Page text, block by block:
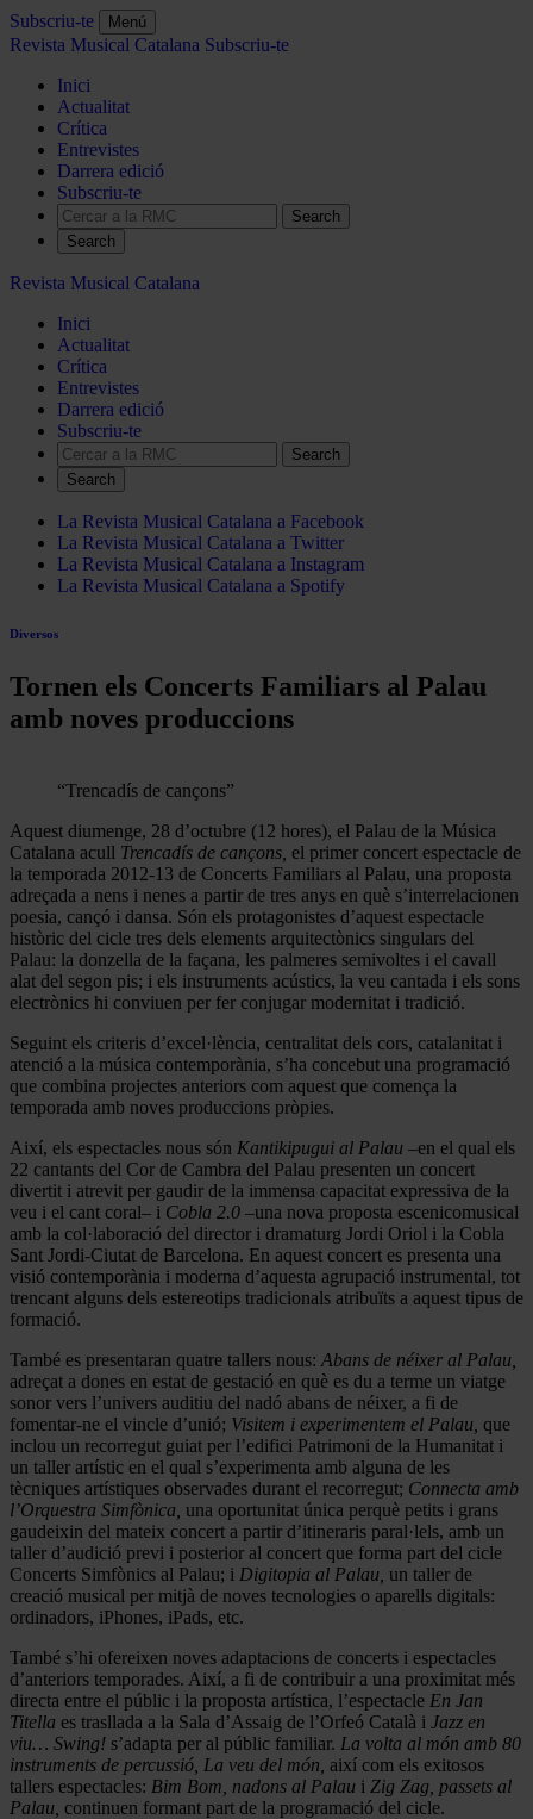
Subscriu-te Menú
Revista Musical Catalana Subscriu-te
Inici
Actualitat
Crítica
Entrevistes
Darrera edició
Subscriu-te
Search
Revista Musical Catalana
Inici
Actualitat
Crítica
Entrevistes
Darrera edició
Subscriu-te
Search
La Revista Musical Catalana a Facebook
La Revista Musical Catalana a Twitter
La Revista Musical Catalana a Instagram
La Revista Musical Catalana a Spotify
Diversos
Tornen els Concerts Familiars al Palau
amb noves produccions
“Trencadís de cançons”
Aquest diumenge, 28 d’octubre (12 hores), el Palau de la Música
Catalana acull Trencadís de cançons, el primer concert espectacle de
la temporada 2012-13 de Concerts Familiars al Palau, una proposta
adreçada a nens i nenes a partir de tres anys en què s’interrelacionen
poesia, cançó i dansa. Són els protagonistes d’aquest espectacle
històric del cicle tres dels elements arquitectònics singulars del
Palau: la donzella de la façana, les palmeres semivoltes i el cavall
alat del segon pis; i els instruments acústics, la veu cantada i els sons
electrònics hi conviuen per fer conjugar modernitat i tradició.
Seguint els criteris d’excel·lència, centralitat dels cors, catalanitat i
atenció a la música contemporània, s’ha concebut una programació
que combina projectes anteriors com aquest que comença la
temporada amb noves produccions pròpies.
Així, els espectacles nous són Kantikipugui al Palau –en el qual els
22 cantants del Cor de Cambra del Palau presenten un concert
divertit i atrevit per gaudir de la immensa capacitat expressiva de la
veu i el cant coral– i Cobla 2.0 –una nova proposta escenicomusical
amb la col·laboració del director i dramaturg Jordi Oriol i la Cobla
Sant Jordi-Ciutat de Barcelona. En aquest concert es presenta una
visió contemporània i moderna d’aquesta agrupació instrumental, tot
trencant alguns dels estereotips tradicionals atribuïts a aquest tipus de
formació.
També es presentaran quatre tallers nous: Abans de néixer al Palau,
adreçat a dones en estat de gestació en què es du a terme un viatge
sonor vers l’univers auditiu del nadó abans de néixer, a fi de
fomentar-ne el vincle d’unió; Visitem i experimentem el Palau, que
inclou un recorregut guiat per l’edifici Patrimoni de la Humanitat i
un taller artístic en el qual s’experimenta amb alguna de les
tècniques artístiques observades durant el recorregut; Connecta amb
l’Orquestra Simfònica, una oportunitat única perquè petits i grans
gaudeixin del mateix concert a partir d’itineraris paral·lels, amb un
taller d’audició previ i posterior al concert que forma part del cicle
Concerts Simfònics al Palau; i Digitopia al Palau, un taller de
creació musical per mitjà de noves tecnologies o aparells digitals:
ordinadors, iPhones, iPads, etc.
També s’hi ofereixen noves adaptacions de concerts i espectacles
d’anteriors temporades. Així, a fi de contribuir a una proximitat més
directa entre el públic i la proposta artística, l’espectacle En Jan
Titella es trasllada a la Sala d’Assaig de l’Orfeó Català i Jazz en
viu… Swing! s’adapta per al públic familiar. La volta al món amb 80
instruments de percussió, La veu del món, així com els exitosos
tallers espectacles: Bim Bom, nadons al Palau i Zig Zag, passets al
Palau continuen formant part de la programació del cicle.